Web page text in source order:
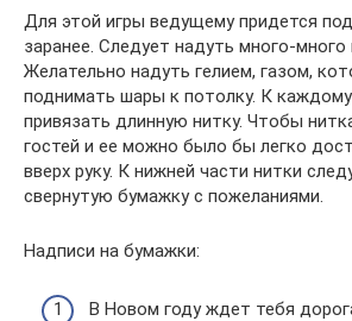
Для этой игры ведущему придется
заранее. Следует надуть много-много
Желательно надуть гелием, газом,
поднимать шары к потолку. К
привязать длинную нитку. Чтобы
гостей и ее можно было бы легко
вверх руку. К нижней части нитки
свернутую бумажку с пожеланиями.
Надписи на бумажки:
В Новом году ждет тебя